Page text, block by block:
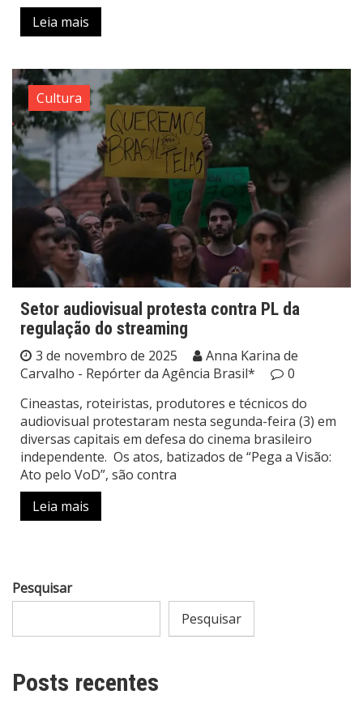
Leia mais
Cultura
Setor audiovisual protesta contra PL da
regulação do streaming
3 de novembro de 2025
Anna Karina de
Carvalho - Repórter da Agência Brasil*
0
Cineastas, roteiristas, produtores e técnicos do
audiovisual protestaram nesta segunda-feira (3) em
diversas capitais em defesa do cinema brasileiro
independente. Os atos, batizados de “Pega a Visão:
Ato pelo VoD”, são contra
Leia mais
Pesquisar
Pesquisar
Posts recentes